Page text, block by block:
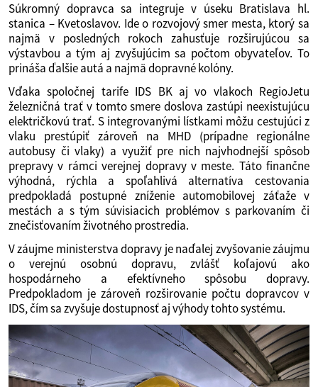
Súkromný dopravca sa integruje v úseku Bratislava hl.
stanica – Kvetoslavov. Ide o rozvojový smer mesta, ktorý sa
najmä v posledných rokoch zahusťuje rozširujúcou sa
výstavbou a tým aj zvyšujúcim sa počtom obyvateľov. To
prináša ďalšie autá a najmä dopravné kolóny.
Vďaka spoločnej tarife IDS BK aj vo vlakoch RegioJetu
železničná trať v tomto smere doslova zastúpi neexistujúcu
električkovú trať. S integrovanými lístkami môžu cestujúci z
vlaku prestúpiť zároveň na MHD (prípadne regionálne
autobusy či vlaky) a využiť pre nich najvhodnejší spôsob
prepravy v rámci verejnej dopravy v meste. Táto finančne
výhodná, rýchla a spoľahlivá alternatíva cestovania
predpokladá postupné zníženie automobilovej záťaže v
mestách a s tým súvisiacich problémov s parkovaním či
znečisťovaním životného prostredia.
V záujme ministerstva dopravy je naďalej zvyšovanie záujmu
o verejnú osobnú dopravu, zvlášť koľajovú ako
hospodárneho a efektívneho spôsobu dopravy.
Predpokladom je zároveň rozširovanie počtu dopravcov v
IDS, čím sa zvyšuje dostupnosť aj výhody tohto systému.